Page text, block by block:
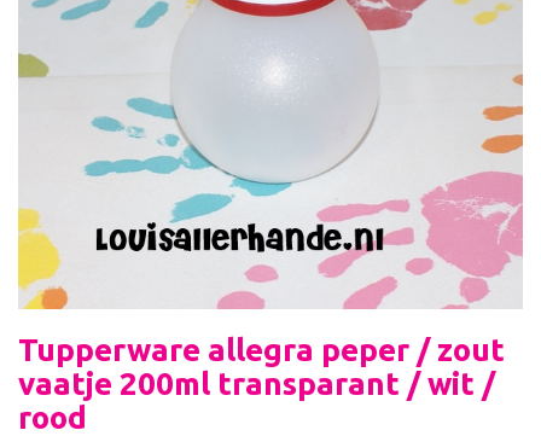
Tupperware allegra peper / zout
vaatje 200ml transparant / wit /
rood